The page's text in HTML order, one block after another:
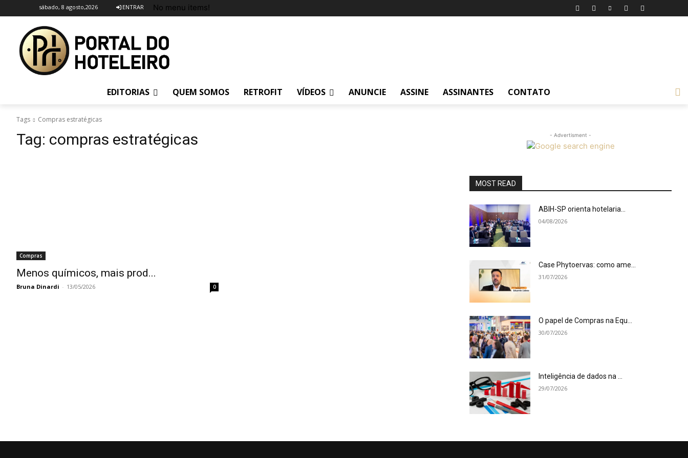
sábado, 8 agosto,2026 ENTRAR No menu items!
EDITORIAS QUEM SOMOS RETROFIT VÍDEOS ANUNCIE ASSINE ASSINANTES CONTATO
Tags Compras estratégicas
Tag: compras estratégicas
Compras
Menos químicos, mais prod...
Bruna Dinardi - 13/05/2026 0
- Advertisment -
MOST READ
ABIH-SP orienta hotelaria...
04/08/2026
Case Phytoervas: como ame...
31/07/2026
O papel de Compras na Equ...
30/07/2026
Inteligência de dados na ...
29/07/2026